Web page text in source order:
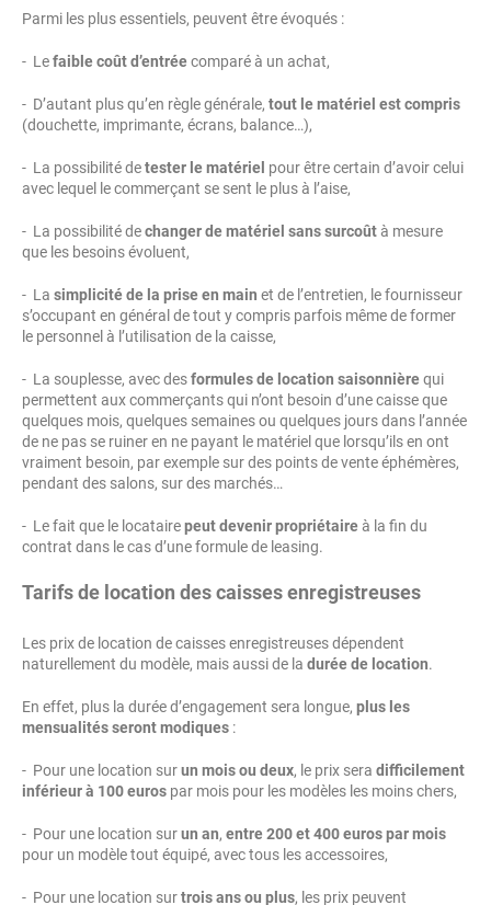
Parmi les plus essentiels, peuvent être évoqués :
- Lefaible coût d’entréecomparé à un achat,
- D’autant plus qu’en règle générale, tout le matériel est compris
(douchette, imprimante, écrans, balance…),
- La possibilité detester le matériel pour être certain d’avoir celui
avec lequel le commerçant se sent le plus à l’aise,
- La possibilité dechanger de matériel sans surcoûtà mesure
que les besoins évoluent,
- La simplicité de la prise en main et de l’entretien, le fournisseur
s’occupant en général de tout y compris parfois même de former
le personnel à l’utilisation de la caisse,
- La souplesse, avec desformules de location saisonnièrequi
permettent aux commerçants qui n’ont besoin d’une caisse que
quelques mois, quelques semaines ou quelques jours dans l’année
de ne pas se ruiner en ne payant le matériel que lorsqu’ils en ont
vraiment besoin, par exemple sur des points de vente éphémères,
pendant des salons, sur des marchés…
- Le fait que le locatairepeut devenir propriétaireà la fin du
contrat dans le cas d’une formule de leasing.
Tarifs de location des caisses enregistreuses
Les prix de location de caisses enregistreuses dépendent
naturellement du modèle, mais aussi de la durée de location.
En effet, plus la durée d’engagement sera longue, plus les
mensualités seront modiques :
- Pour une location surun mois ou deux, le prix sera difficilement
inférieur à 100 euros par mois pour les modèles les moins chers,
- Pour une location surun an, entre 200 et 400 euros par mois
pour un modèle tout équipé, avec tous les accessoires,
- Pour une location surtrois ans ou plus, les prix peuvent